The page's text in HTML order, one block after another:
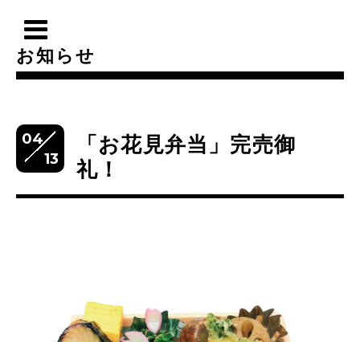
お知らせ
04
13
「お花見弁当」完売御
礼！